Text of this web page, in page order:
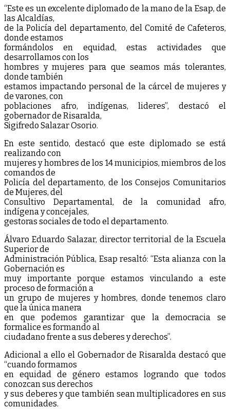
“Este es un excelente diplomado de la mano de la Esap, de
las Alcaldías,
de la Policía del departamento, del Comité de Cafeteros,
donde estamos
formándolos en equidad, estas actividades que
desarrollamos con los
hombres y mujeres para que seamos más tolerantes,
donde también
estamos impactando personal de la cárcel de mujeres y
de varones, con
poblaciones afro, indígenas, lideres”, destacó el
gobernador de Risaralda,
Sigifredo Salazar Osorio.
En este sentido, destacó que este diplomado se está
realizando con
mujeres y hombres de los 14 municipios, miembros de los
comandos de
Policía del departamento, de los Consejos Comunitarios
de Mujeres, del
Consultivo Departamental, de la comunidad afro,
indígena y concejales,
gestoras sociales de todo el departamento.
Álvaro Eduardo Salazar, director territorial de la Escuela
Superior de
Administración Pública, Esap resaltó: “Esta alianza con la
Gobernación es
muy importante porque estamos vinculando a este
proceso de formación a
un grupo de mujeres y hombres, donde tenemos claro
que la única manera
en que podemos garantizar que la democracia se
formalice es formando al
ciudadano frente a sus deberes y derechos”.
Adicional a ello el Gobernador de Risaralda destacó que
“cuando formamos
en equidad de género estamos logrando que todos
conozcan sus derechos
y sus deberes y que también sean multiplicadores en sus
comunidades.